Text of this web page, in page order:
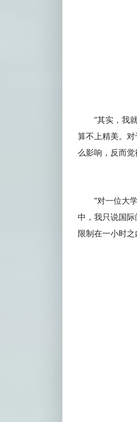
“其实，我
算不上精美。
么影响，反而
“对一位大
中，我只说国
限制在一小时之